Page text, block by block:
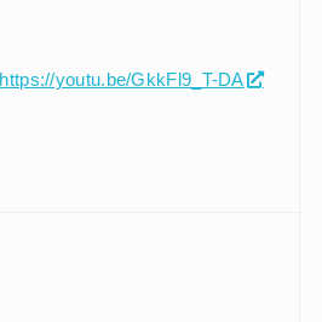
https://youtu.be/GkkFl9_T-DA